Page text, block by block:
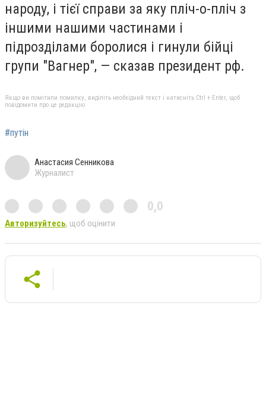
народу, і тієї справи за яку пліч-о-пліч з
іншими нашими частинами і
підрозділами боролися і гинули бійці
групи "Вагнер", — сказав президент рф.
Якщо ви помітили помилку, виділіть необхідний текст і натисніть Ctrl + Enter, щоб
повідомити про це редакцію
#путін
Анастасия Сенникова
Журналист
0,0
Авторизуйтесь, щоб оцінити